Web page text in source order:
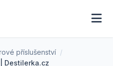
příslušenství
Destilerka.cz